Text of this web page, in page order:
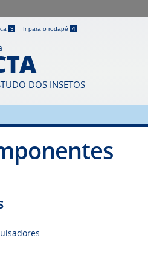
3 Ir para o rodapé 4
DOS INSETOS